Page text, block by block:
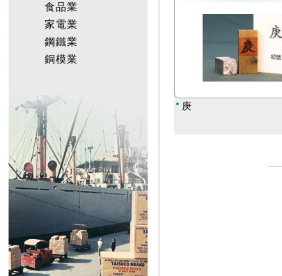
食品業
家電業
鋼鐵業
銅模業
庚